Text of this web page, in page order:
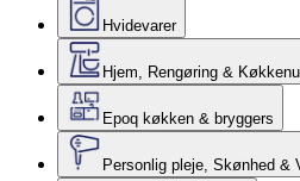
Hvidevarer
Hjem, Rengøring &
Epoq køkken & bryggers
Personlig pleje, Skønhed &